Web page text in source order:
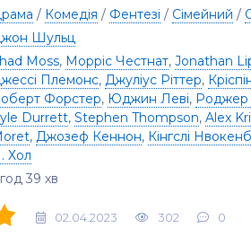
/ Комедія / Фентезі / Сімейний /
Шульц
Moss, Морріс Честнат, Jonathan
Племонс, Джуліус Ріттер,
Форстер, Юджин Леві, Роджер
Durrett, Stephen Thompson, Alex
, Джозеф Кеннон, Кінгслі
Хол
39 хв
02.04.2023 302 0